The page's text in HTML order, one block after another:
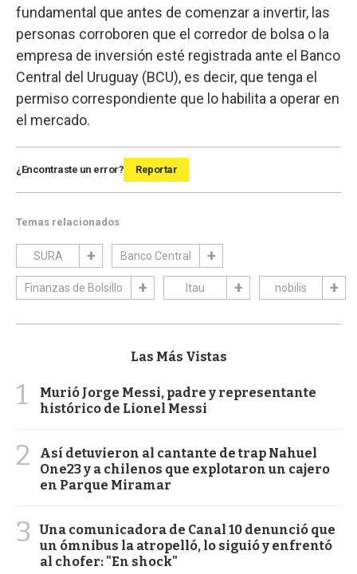
fundamental que antes de comenzar a invertir, las
personas corroboren que el corredor de bolsa o la
empresa de inversión esté registrada ante el Banco
Central del Uruguay (BCU), es decir, que tenga el
permiso correspondiente que lo habilita a operar en
el mercado.
¿Encontraste un error? Reportar
Temas relacionados
SURA Banco Central
Finanzas de Bolsillo Itau nobilis
Las Más Vistas
1
Murió Jorge Messi, padre y representante
histórico de Lionel Messi
2
Así detuvieron al cantante de trap Nahuel
One23 y a chilenos que explotaron un cajero
en Parque Miramar
3
Una comunicadora de Canal 10 denunció que
un ómnibus la atropelló, lo siguió y enfrentó
al chofer: "En shock"